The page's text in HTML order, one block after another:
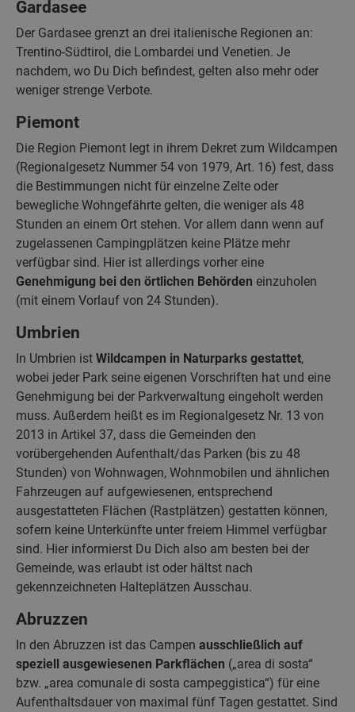
Gardasee
Der Gardasee grenzt an drei italienische Regionen an:
Trentino-Südtirol, die Lombardei und Venetien. Je
nachdem, wo Du Dich befindest, gelten also mehr oder
weniger strenge Verbote.
Piemont
Die Region Piemont legt in ihrem Dekret zum Wildcampen
(Regionalgesetz Nummer 54 von 1979, Art. 16) fest, dass
die Bestimmungen nicht für einzelne Zelte oder
bewegliche Wohngefährte gelten, die weniger als 48
Stunden an einem Ort stehen. Vor allem dann wenn auf
zugelassenen Campingplätzen keine Plätze mehr
verfügbar sind. Hier ist allerdings vorher eine
Genehmigung bei den örtlichen Behörden einzuholen
(mit einem Vorlauf von 24 Stunden).
Umbrien
In Umbrien ist Wildcampen in Naturparks gestattet,
wobei jeder Park seine eigenen Vorschriften hat und eine
Genehmigung bei der Parkverwaltung eingeholt werden
muss. Außerdem heißt es im Regionalgesetz Nr. 13 von
2013 in Artikel 37, dass die Gemeinden den
vorübergehenden Aufenthalt/das Parken (bis zu 48
Stunden) von Wohnwagen, Wohnmobilen und ähnlichen
Fahrzeugen auf aufgewiesenen, entsprechend
ausgestatteten Flächen (Rastplätzen) gestatten können,
sofern keine Unterkünfte unter freiem Himmel verfügbar
sind. Hier informierst Du Dich also am besten bei der
Gemeinde, was erlaubt ist oder hältst nach
gekennzeichneten Halteplätzen Ausschau.
Abruzzen
In den Abruzzen ist das Campen ausschließlich auf
speziell ausgewiesenen Parkflächen („area di sosta“
bzw. „area comunale di sosta campeggistica“) für eine
Aufenthaltsdauer von maximal fünf Tagen gestattet. Sind